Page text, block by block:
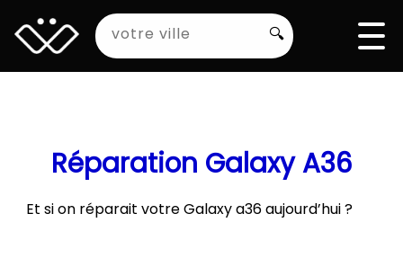
🔍
Réparation Galaxy A36
Et si on réparait votre Galaxy a36 aujourd’hui ?